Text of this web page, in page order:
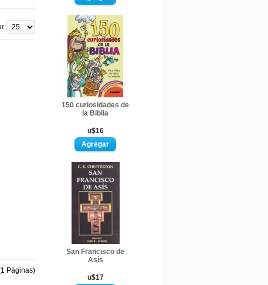
150 curiosidades de
la Biblia
u$16
San Francisco de
Asís
u$17
Páginas)